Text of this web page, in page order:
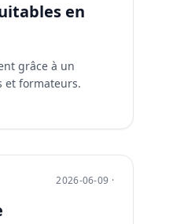
en
grâce à un
et formateurs.
2026-06-09 ·